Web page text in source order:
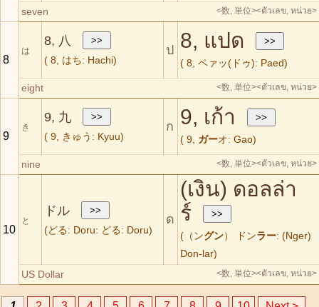
seven <数, 単位><ตัวเลข, หน่วย>
8
は
8, 八
( 8, はち: Hachi)
ป 8, แปด
( 8, ペァッ(ドゥ): Paed)
eight <数, 単位><ตัวเลข, หน่วย>
9
き
9, 九
( 9, きゅう: Kyuu)
ก 9, เก้า
( 9, ガーオ: Gao)
nine <数, 単位><ตัวเลข, หน่วย>
10
と
ドル
(どる: Doru: どる: Doru)
ด
(เงิน) ดอลล่า
ร์
(（ングン） ドンラー: (Nger)
Don-lar)
US Dollar <数, 単位><ตัวเลข, หน่วย>